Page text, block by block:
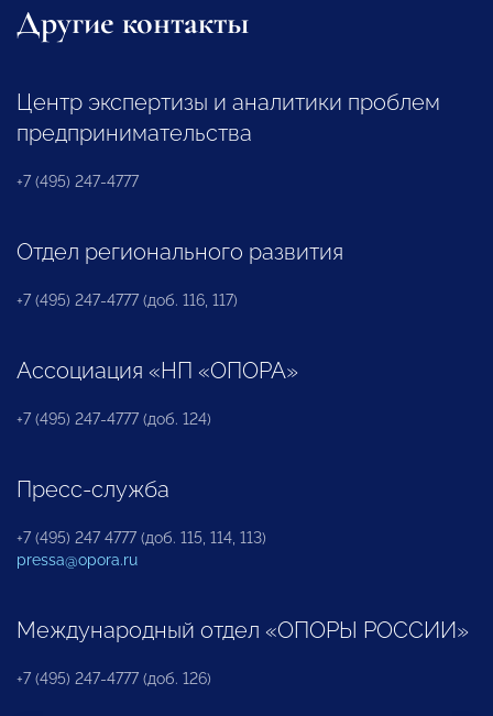
Другие контакты
Центр экспертизы и аналитики проблем
предпринимательства
+7 (495) 247-4777
Отдел регионального развития
+7 (495) 247-4777 (доб. 116, 117)
Ассоциация «НП «ОПОРА»
+7 (495) 247-4777 (доб. 124)
Пресс-служба
+7 (495) 247 4777 (доб. 115, 114, 113)
pressa@opora.ru
Международный отдел «ОПОРЫ РОССИИ»
+7 (495) 247-4777 (доб. 126)